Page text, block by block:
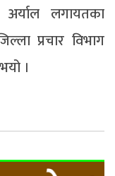
लगायतका
प्रचार विभाग
।